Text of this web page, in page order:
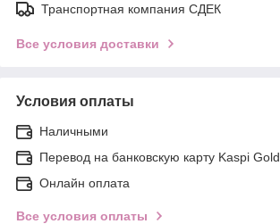
Транспортная компания СДЕК
Все условия доставки
Условия оплаты
Наличными
Перевод на банковскую карту Kaspi Gold
Онлайн оплата
Все условия оплаты